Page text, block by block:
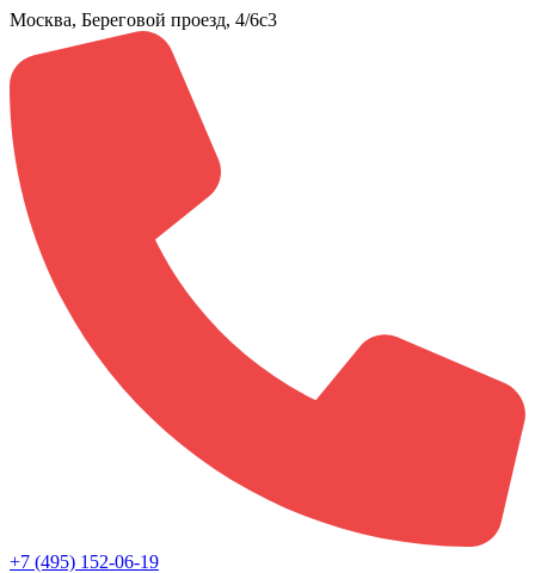
Москва, Береговой проезд, 4/6с3
+7 (495) 152-06-19